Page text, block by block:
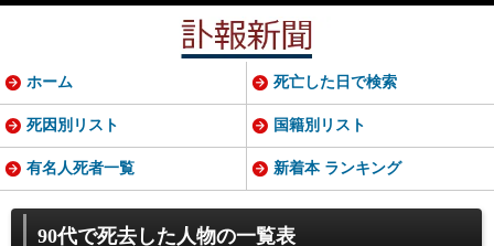
90代で死去した人物の一覧表
ホーム 死亡した日で検索
死因別リスト 国籍別リスト
有名人死者一覧 新着本 ランキング